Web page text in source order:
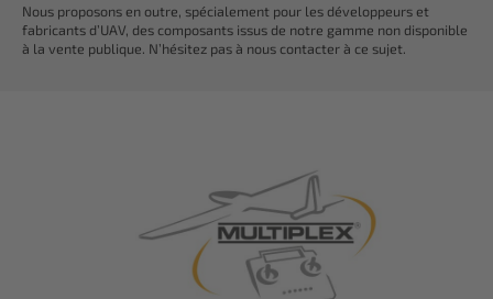
Nous proposons en outre, spécialement pour les développeurs et
fabricants d’UAV, des composants issus de notre gamme non disponible
à la vente publique. N’hésitez pas à nous contacter à ce sujet.